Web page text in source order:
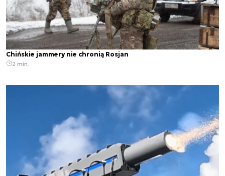
Chińskie jammery nie chronią Rosjan
2 min.